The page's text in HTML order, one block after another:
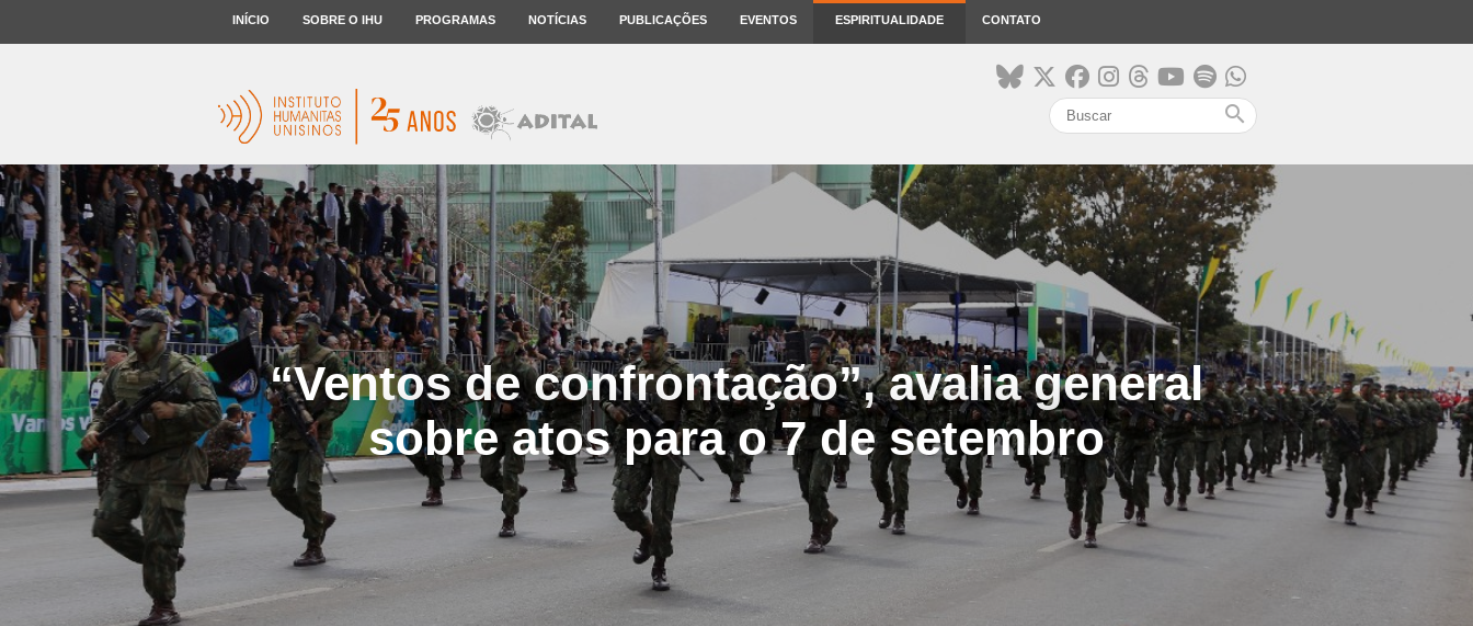
INÍCIO SOBRE O IHU PROGRAMAS NOTÍCIAS PUBLICAÇÕES EVENTOS ESPIRITUALIDADE CONTATO
search
“Ventos de confrontação”, avalia general
sobre atos para o 7 de setembro